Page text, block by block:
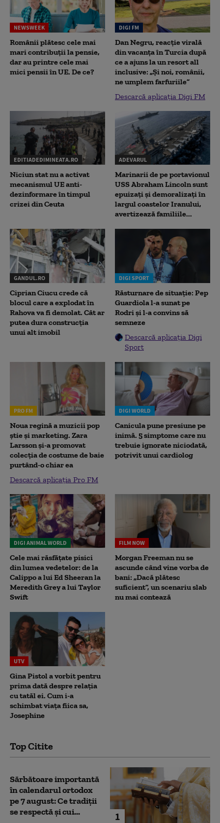
NEWSWEEK
Românii plătesc cele mai
mari contribuții la pensie,
dar au printre cele mai
mici pensii în UE. De ce?
DIGI FM
Dan Negru, reacție virală
din vacanța în Turcia după
ce a ajuns la un resort all
inclusive: „Și noi, românii,
ne umplem farfuriile”
Descarcă aplicația Digi FM
EDITIADEDIMINEATA.RO
Niciun stat nu a activat
mecanismul UE anti-
dezinformare în timpul
crizei din Ceuta
ADEVARUL
Marinarii de pe portavionul
USS Abraham Lincoln sunt
epuizați și demoralizați în
largul coastelor Iranului,
avertizează familiile...
GANDUL.RO
Ciprian Ciucu crede că
blocul care a explodat în
Rahova va fi demolat. Cât ar
putea dura construcția
unui alt imobil
DIGI SPORT
Răsturnare de situație: Pep
Guardiola l-a sunat pe
Rodri și l-a convins să
semneze
Descarcă aplicația Digi
Sport
PRO FM
Noua regină a muzicii pop
știe și marketing. Zara
Larsson și-a promovat
colecția de costume de baie
purtând-o chiar ea
Descarcă aplicația Pro FM
DIGI WORLD
Canicula pune presiune pe
inimă. 5 simptome care nu
trebuie ignorate niciodată,
potrivit unui cardiolog
DIGI ANIMAL WORLD
Cele mai răsfățate pisici
din lumea vedetelor: de la
Calippo a lui Ed Sheeran la
Meredith Grey a lui Taylor
Swift
FILM NOW
Morgan Freeman nu se
ascunde când vine vorba de
bani: „Dacă plătesc
suficient”, un scenariu slab
nu mai contează
UTV
Gina Pistol a vorbit pentru
prima dată despre relația
cu tatăl ei. Cum i-a
schimbat viața fiica sa,
Josephine
Top Citite
1
Sărbătoare importantă
în calendarul ortodox
pe 7 august: Ce tradiții
se respectă și cui...